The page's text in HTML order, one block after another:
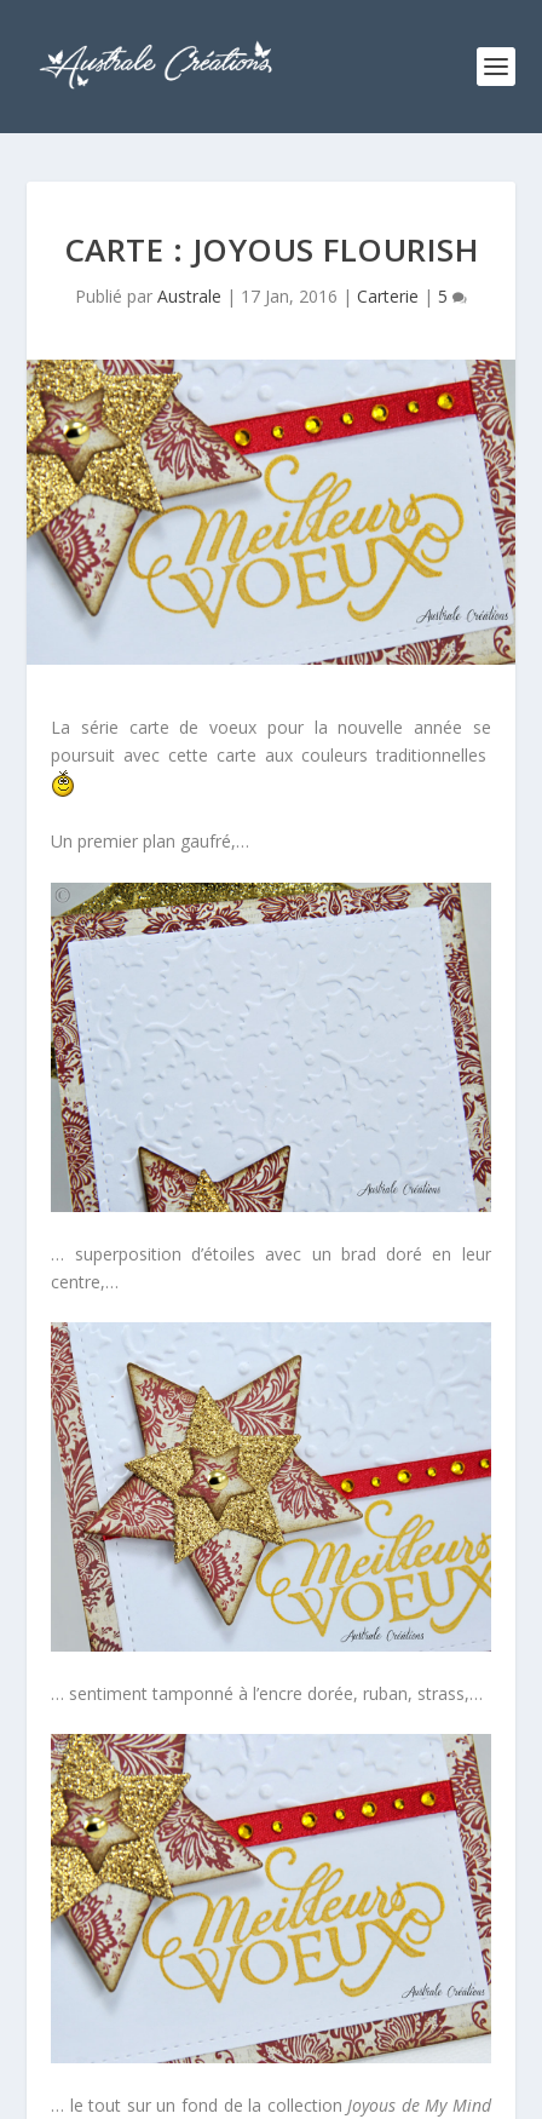
CARTE : JOYOUS FLOURISH
Publié par Australe | 17 Jan, 2016 | Carterie | 5
La série carte de voeux pour la nouvelle année se
poursuit avec cette carte aux couleurs traditionnelles
Un premier plan gaufré,…
… superposition d’étoiles avec un brad doré en leur
centre,…
… sentiment tamponné à l’encre dorée, ruban, strass,…
… le tout sur un fond de la collectionJoyous de My Mind